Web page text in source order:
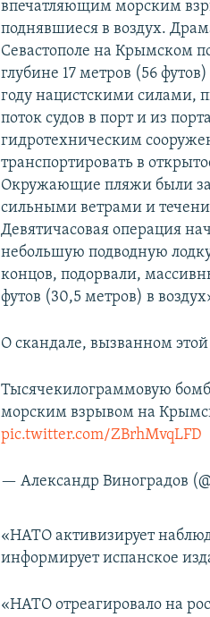
впечатляющим морским
поднявшиеся в воздух.
Севастополе на Крымском
глубине 17 метров (56
году нацистскими силами,
поток судов в порт и из
гидротехническим
транспортировать в
Окружающие пляжи были
сильными ветрами и
Девятичасовая операция
небольшую подводную
концов, подорвали,
футов (30,5 метров) в
О скандале, вызванном
Тысячекилограммовую
морским взрывом на
pic.twitter.com/ZBrhMvqLFD
— Александр Виноградов
«НАТО активизирует
информирует испанское
«НАТО отреагировало на